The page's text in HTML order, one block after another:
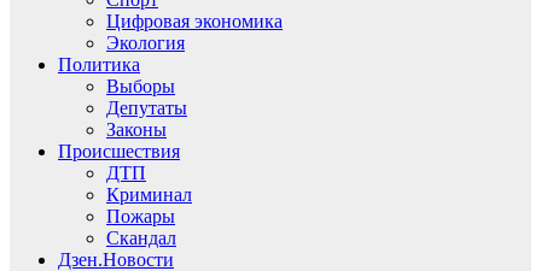
Цифровая экономика
Экология
Политика
Выборы
Депутаты
Законы
Происшествия
ДТП
Криминал
Пожары
Скандал
Дзен.Новости